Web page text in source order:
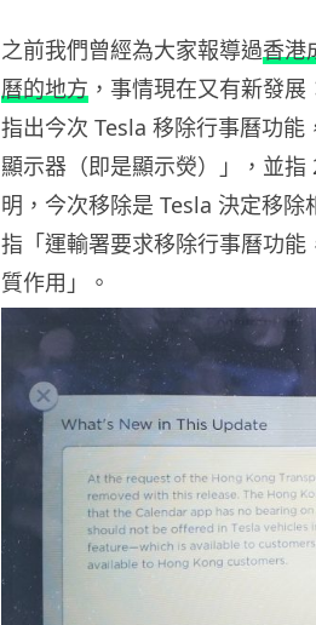
之前我們曾經為大家報導過香港
曆的地方 ，事情現在又有新發
指出今次 Tesla 移除行事曆功
顯示器（即是顯示熒）」，並
明，今次移除是 Tesla 決定移
指「運輸署要求移除行事曆功
質作用」。